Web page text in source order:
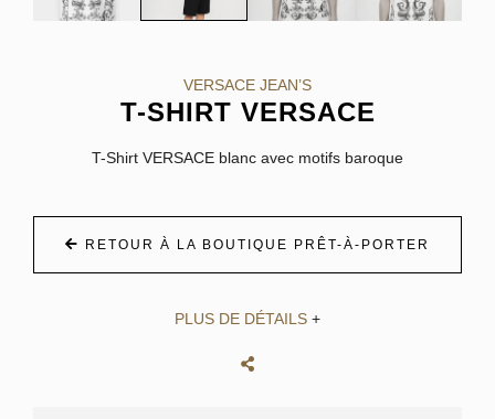
VERSACE JEAN’S
T-SHIRT VERSACE
T-Shirt VERSACE blanc avec motifs baroque
RETOUR À LA BOUTIQUE PRÊT-À-PORTER
PLUS DE DÉTAILS +